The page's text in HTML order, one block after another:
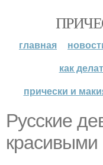
главная
как
прически и
Русские
красивыми